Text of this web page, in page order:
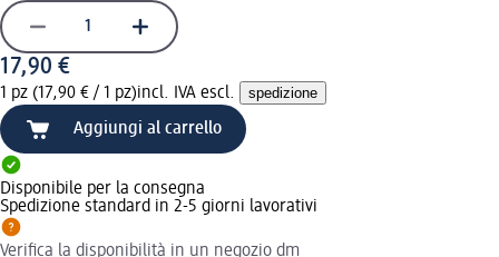
17,90 €
1 pz (17,90 € / 1 pz)incl. IVA escl. spedizione
Aggiungi al carrello
Disponibile per la consegna
Spedizione standard in 2-5 giorni lavorativi
Verifica la disponibilità in un negozio dm